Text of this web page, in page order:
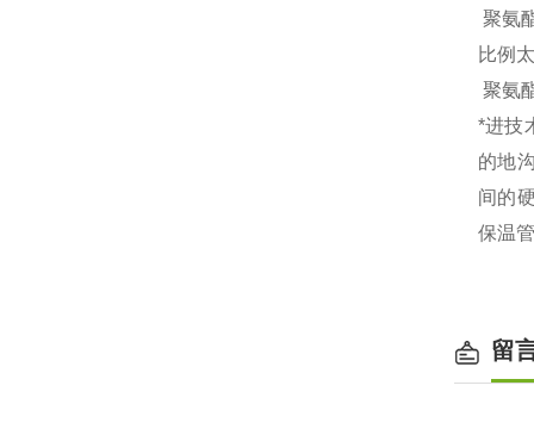
聚氨
比例
聚氨
*进技
的地
间的
保温
留